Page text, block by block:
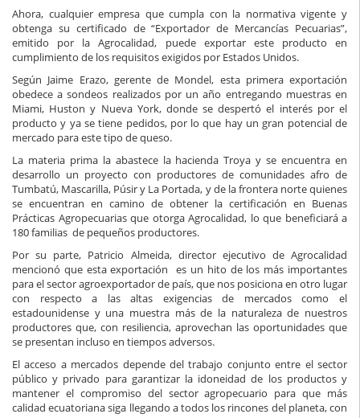
Ahora, cualquier empresa que cumpla con la normativa vigente y
obtenga su certificado de “Exportador de Mercancías Pecuarias”,
emitido por la Agrocalidad, puede exportar este producto en
cumplimiento de los requisitos exigidos por Estados Unidos.
Según Jaime Erazo, gerente de Mondel, esta primera exportación
obedece a sondeos realizados por un año entregando muestras en
Miami, Huston y Nueva York, donde se despertó el interés por el
producto y ya se tiene pedidos, por lo que hay un gran potencial de
mercado para este tipo de queso.
La materia prima la abastece la hacienda Troya y se encuentra en
desarrollo un proyecto con productores de comunidades afro de
Tumbatú, Mascarilla, Púsir y La Portada, y de la frontera norte quienes
se encuentran en camino de obtener la certificación en Buenas
Prácticas Agropecuarias que otorga Agrocalidad, lo que beneficiará a
180 familias de pequeños productores.
Por su parte, Patricio Almeida, director ejecutivo de Agrocalidad
mencionó que esta exportación es un hito de los más importantes
para el sector agroexportador de país, que nos posiciona en otro lugar
con respecto a las altas exigencias de mercados como el
estadounidense y una muestra más de la naturaleza de nuestros
productores que, con resiliencia, aprovechan las oportunidades que
se presentan incluso en tiempos adversos.
El acceso a mercados depende del trabajo conjunto entre el sector
público y privado para garantizar la idoneidad de los productos y
mantener el compromiso del sector agropecuario para que más
calidad ecuatoriana siga llegando a todos los rincones del planeta, con